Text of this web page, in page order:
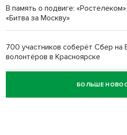
В память о подвиге:
«Битва за Москву»
700 участников соберёт Сбер на
волонтёров в Красноярске
Честный выбор: видеонаблюдение
объективность результатов ЕДГ
БОЛЬШЕ